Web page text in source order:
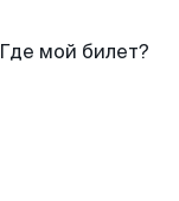
Где мой билет?